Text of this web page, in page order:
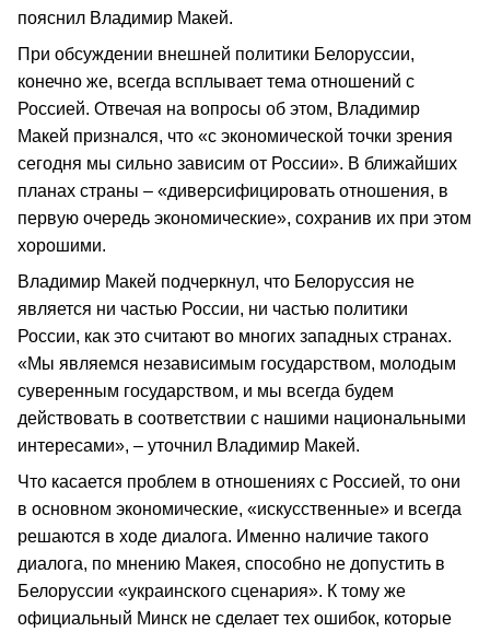
пояснил Владимир Макей.
При обсуждении внешней политики Белоруссии,
конечно же, всегда всплывает тема отношений с
Россией. Отвечая на вопросы об этом, Владимир
Макей признался, что «с экономической точки зрения
сегодня мы сильно зависим от России». В ближайших
планах страны – «диверсифицировать отношения, в
первую очередь экономические», сохранив их при этом
хорошими.
Владимир Макей подчеркнул, что Белоруссия не
является ни частью России, ни частью политики
России, как это считают во многих западных странах.
«Мы являемся независимым государством, молодым
суверенным государством, и мы всегда будем
действовать в соответствии с нашими национальными
интересами», – уточнил Владимир Макей.
Что касается проблем в отношениях с Россией, то они
в основном экономические, «искусственные» и всегда
решаются в ходе диалога. Именно наличие такого
диалога, по мнению Макея, способно не допустить в
Белоруссии «украинского сценария». К тому же
официальный Минск не сделает тех ошибок, которые